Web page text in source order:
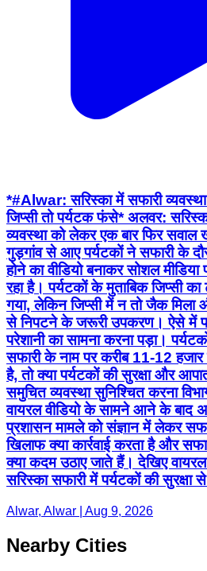
*#Alwar: सरिस्का में सफारी
जिप्सी तो पर्यटक फंसे* अलवर:
व्यवस्था को लेकर एक बार फिर सवाल
गुड़गांव से आए पर्यटकों ने सफारी के
होने का वीडियो बनाकर सोशल
रहा है। पर्यटकों के मुताबिक जिप्सी
गया, लेकिन जिप्सी में न तो जैक मिला
से निपटने के जरूरी उपकरण। ऐसे में
परेशानी का सामना करना पड़ा।
सफारी के नाम पर करीब 11-12
है, तो क्या पर्यटकों की सुरक्षा और
समुचित व्यवस्था सुनिश्चित करना
वायरल वीडियो के सामने आने के बाद
प्रशासन मामले को संज्ञान में लेकर
खिलाफ क्या कार्रवाई करता है और
क्या कदम उठाए जाते हैं। देखिए
सरिस्का सफारी में पर्यटकों की सुरक्षा
Alwar, Alwar | Aug 9, 2026
Nearby Cities